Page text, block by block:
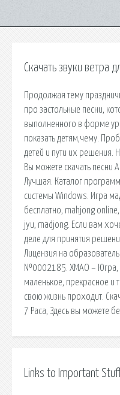
Скачать звуки ветра
Продолжая тему
про застольные песни,
выполненного в форме
показать детям,чему.
детей и пути их решения.
Вы можете скачать песни
Лучшая. Каталог
системы Windows. Игра
бесплатно, mahjong
jyu, madjong. Если вам
деле для принятия
Лицензия на
№0002185. ХМАО – Югра,
маленькое, прекрасное и
свою жизнь проходит.
7 Раса, Здесь вы можете
Links to Important